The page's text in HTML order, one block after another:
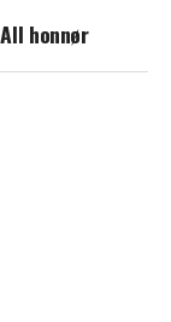
honnør